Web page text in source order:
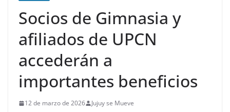
Socios de Gimnasia y
afiliados de UPCN
accederán a
importantes beneficios
12 de marzo de 2026 Jujuy se Mueve